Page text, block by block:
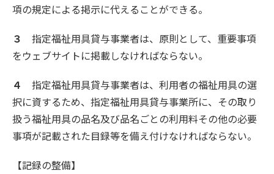
項の規定による掲示に代えることができる。
３
指定福祉用具貸与事業者は、原則として、重要事項
をウェブサイトに掲載しなければならない。
４
指定福祉用具貸与事業者は、利用者の福祉用具の選
択に資するため、指定福祉用具貸与事業所に、その取り
扱う福祉用具の品名及び品名ごとの利用料その他の必要
事項が記載された目録等を備え付けなければならない。
【記録の整備】